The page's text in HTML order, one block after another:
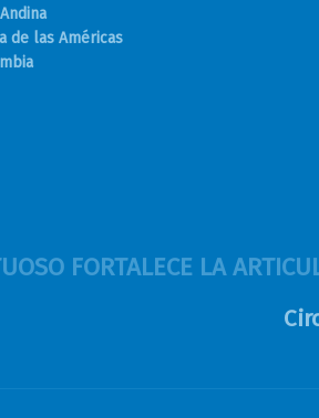
de las Américas
FORTALECE LA